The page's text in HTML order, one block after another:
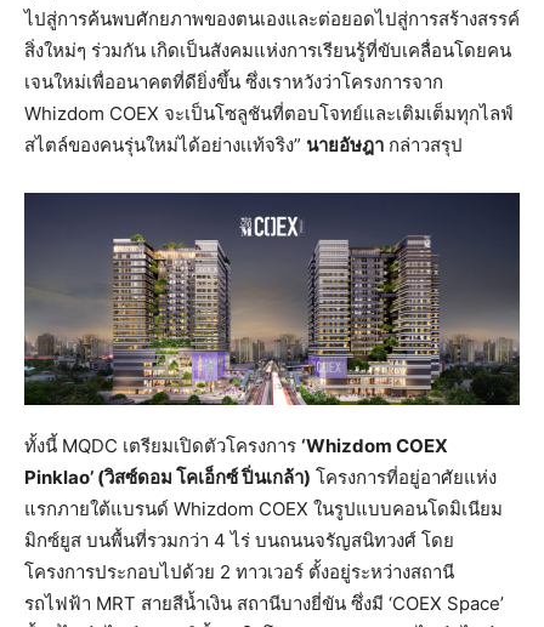
ไปสู่การค้นพบศักยภาพของตนเองและต่อยอดไปสู่การสร้างสรรค์
สิ่งใหม่ๆ ร่วมกัน เกิดเป็นสังคมแห่งการเรียนรู้ที่ขับเคลื่อนโดยคน
เจนใหม่เพื่ออนาคตที่ดียิ่งขึ้น ซึ่งเราหวังว่าโครงการจาก
Whizdom COEX จะเป็นโซลูชันที่ตอบโจทย์และเติมเต็มทุกไลฟ์
สไตล์ของคนรุ่นใหม่ได้อย่างเเท้จริง” นายอัษฎา กล่าวสรุป
ทั้งนี้ MQDC เตรียมเปิดตัวโครงการ ‘Whizdom COEX
Pinklao’ (วิสซ์ดอม โคเอ็กซ์ ปิ่นเกล้า) โครงการที่อยู่อาศัยแห่ง
แรกภายใต้แบรนด์ Whizdom COEX ในรูปแบบคอนโดมิเนียม
มิกซ์ยูส บนพื้นที่รวมกว่า 4 ไร่ บนถนนจรัญสนิทวงศ์ โดย
โครงการประกอบไปด้วย 2 ทาวเวอร์ ตั้งอยู่ระหว่างสถานี
รถไฟฟ้า MRT สายสีน้ำเงิน สถานีบางยี่ขัน ซึ่งมี ‘COEX Space’